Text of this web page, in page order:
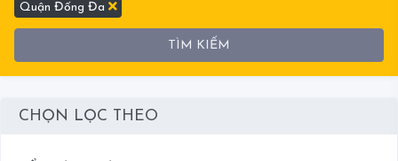
Quận Đống Đa
TÌM KIẾM
CHỌN LỌC THEO